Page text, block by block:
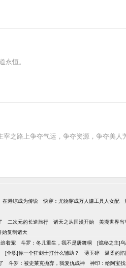
恒。
之路上争夺气运，争夺资源，争夺美
在港综成为传说 快穿：尤物穿成万人嫌工具人女配
二次元的长途旅行 诸天之从国漫开始 美漫世界当
始复制诸天
着宠 斗罗：冬儿重生，我不是唐舞桐 [诡秘之主]
[全职]你一个狂剑士打什么辅助？ 薄玉碎 温柔的
斗罗：被史莱克抛弃，我复仇成神 神印：给阿宝